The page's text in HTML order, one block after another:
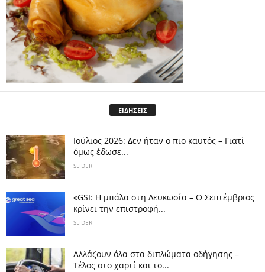
ΕΙΔΗΣΕΙΣ
Ιούλιος 2026: Δεν ήταν ο πιο καυτός – Γιατί
όμως έδωσε...
SLIDER
«GSI: Η μπάλα στη Λευκωσία – Ο Σεπτέμβριος
κρίνει την επιστροφή...
SLIDER
Αλλάζουν όλα στα διπλώματα οδήγησης –
Τέλος στο χαρτί και το...